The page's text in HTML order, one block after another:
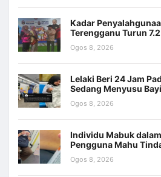
Kadar
Terengganu Turun
Ogos 8, 2026
Lelaki Beri 24 Jam
Sedang Menyusu Bayi
Ogos 8, 2026
Individu Mabuk
Pengguna Mahu
Ogos 8, 2026